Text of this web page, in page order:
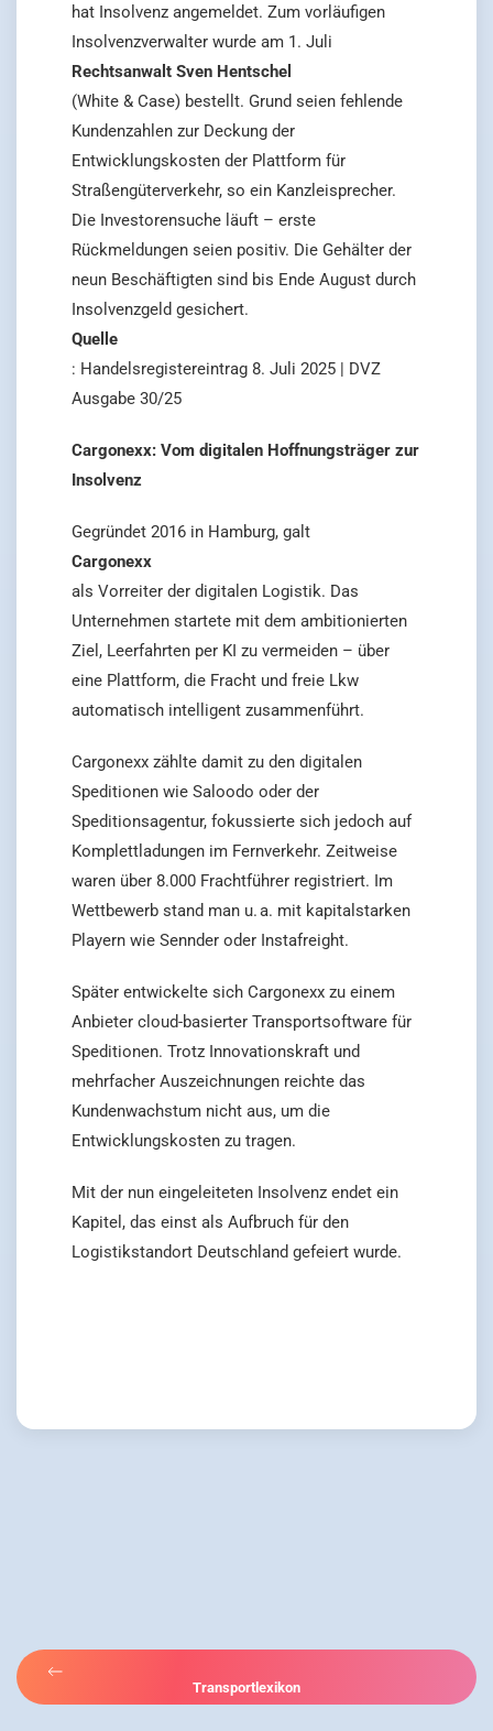
hat Insolvenz angemeldet. Zum vorläufigen
Insolvenzverwalter wurde am 1. Juli
Rechtsanwalt Sven Hentschel
(White & Case) bestellt. Grund seien fehlende
Kundenzahlen zur Deckung der
Entwicklungskosten der Plattform für
Straßengüterverkehr, so ein Kanzleisprecher.
Die Investorensuche läuft – erste
Rückmeldungen seien positiv. Die Gehälter der
neun Beschäftigten sind bis Ende August durch
Insolvenzgeld gesichert.
Quelle
: Handelsregistereintrag 8. Juli 2025 | DVZ
Ausgabe 30/25
Cargonexx: Vom digitalen Hoffnungsträger zur
Insolvenz
Gegründet 2016 in Hamburg, galt
Cargonexx
als Vorreiter der digitalen Logistik. Das
Unternehmen startete mit dem ambitionierten
Ziel, Leerfahrten per KI zu vermeiden – über
eine Plattform, die Fracht und freie Lkw
automatisch intelligent zusammenführt.
Cargonexx zählte damit zu den digitalen
Speditionen wie Saloodo oder der
Speditionsagentur, fokussierte sich jedoch auf
Komplettladungen im Fernverkehr. Zeitweise
waren über 8.000 Frachtführer registriert. Im
Wettbewerb stand man u. a. mit kapitalstarken
Playern wie Sennder oder Instafreight.
Später entwickelte sich Cargonexx zu einem
Anbieter cloud-basierter Transportsoftware für
Speditionen. Trotz Innovationskraft und
mehrfacher Auszeichnungen reichte das
Kundenwachstum nicht aus, um die
Entwicklungskosten zu tragen.
Mit der nun eingeleiteten Insolvenz endet ein
Kapitel, das einst als Aufbruch für den
Logistikstandort Deutschland gefeiert wurde.
Transportlexikon